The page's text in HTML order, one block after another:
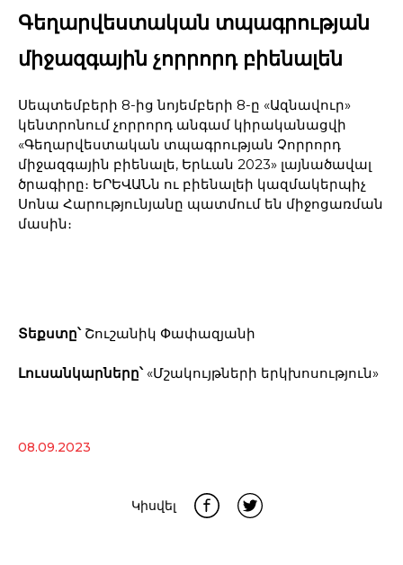
Գեղարվեստական տպագրության
միջազգային չորրորդ բիենալեն
Սեպտեմբերի 8-ից նոյեմբերի 8-ը «Ազնավուր»
կենտրոնում չորրորդ անգամ կիրականացվի
«Գեղարվեստական տպագրության Չորրորդ
միջազգային բիենալե, Երևան 2023» լայնածավալ
ծրագիրը։ ԵՐԵՎԱՆն ու բիենալեի կազմակերպիչ
Սոնա Հարությունյանը պատմում են միջոցառման
մասին։
Տեքստը՝ Շուշանիկ Փափազյանի
Լուսանկարները՝ «Մշակույթների երկխոսություն»
08.09.2023
Կիսվել